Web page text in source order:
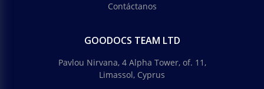
Contáctanos
GOODOCS TEAM LTD
Pavlou Nirvana, 4 Alpha Tower, of. 11,
Limassol, Cyprus